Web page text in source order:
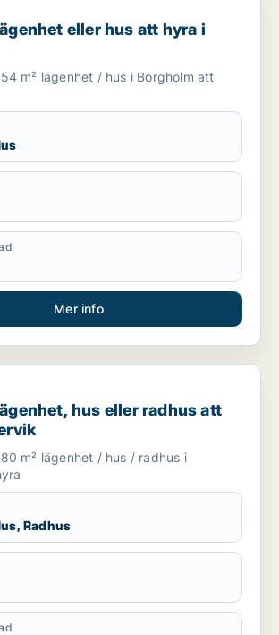
eller hus att hyra i Borgholm
eller hus att hyra i
m² lägenhet / hus i Borgholm att
Mer info
hus eller radhus att hyra i Västervik
hus eller radhus att
m² lägenhet / hus / radhus i
Radhus